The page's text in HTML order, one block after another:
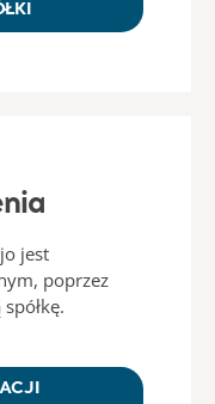
jest
poprzez